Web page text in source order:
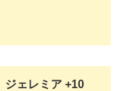
ジェレミア +10